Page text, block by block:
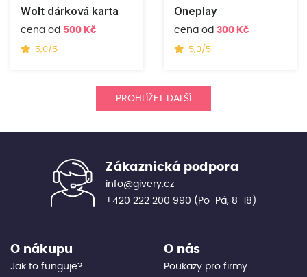
Wolt dárková karta
cena od 500 Kč
5,0/5
Oneplay
cena od 300 Kč
5,0/5
PROHLÍŽET DALŠÍ
O nákupu
Jak to funguje?
O nás
Poukazy pro firmy
Zákaznická podpora
info@givery.cz
+420 222 200 990 (Po-Pá, 8-18)